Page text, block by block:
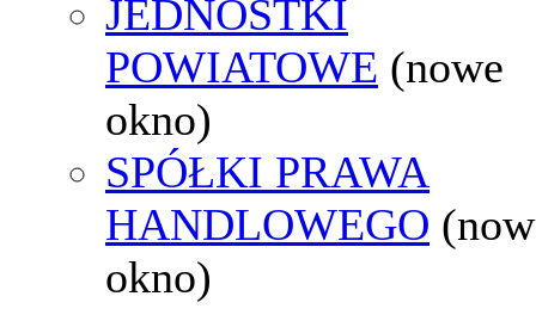
JEDNOSTKI
POWIATOWE (nowe
okno)
SPÓŁKI PRAWA
HANDLOWEGO
okno)